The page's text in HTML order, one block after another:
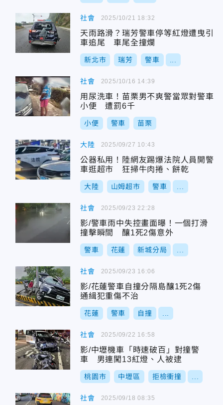
社會
天雨路滑？瑞芳警車停等紅燈遭曳引
車追尾 車尾全撞爛
新北市 瑞芳 警車
2025/10/21 18:32
社會
用尿洗車！苗栗男不爽警當眾對警車
小便 遭罰6千
小便 警車 苗栗
2025/10/16 14:39
大陸
公器私用！陸網友踢爆法院人員開警
車逛超市 狂掃牛肉捲、餅乾
大陸 山姆超市 警車
2025/09/27 10:43
社會
影/警車雨中失控畫面曝！一個打滑
撞擊瞬間 釀1死2傷意外
警車 花蓮 新城分局
2025/09/23 22:28
社會
影/花蓮警車自撞分隔島釀1死2傷
通緝犯重傷不治
花蓮 警車 自撞
2025/09/23 16:06
社會
影/中壢機車「時速破百」對撞警
車 男連闖13紅燈、人被逮
桃園市 中壢區 拒檢衝撞
2025/09/22 16:58
社會 2025/09/18 08:35